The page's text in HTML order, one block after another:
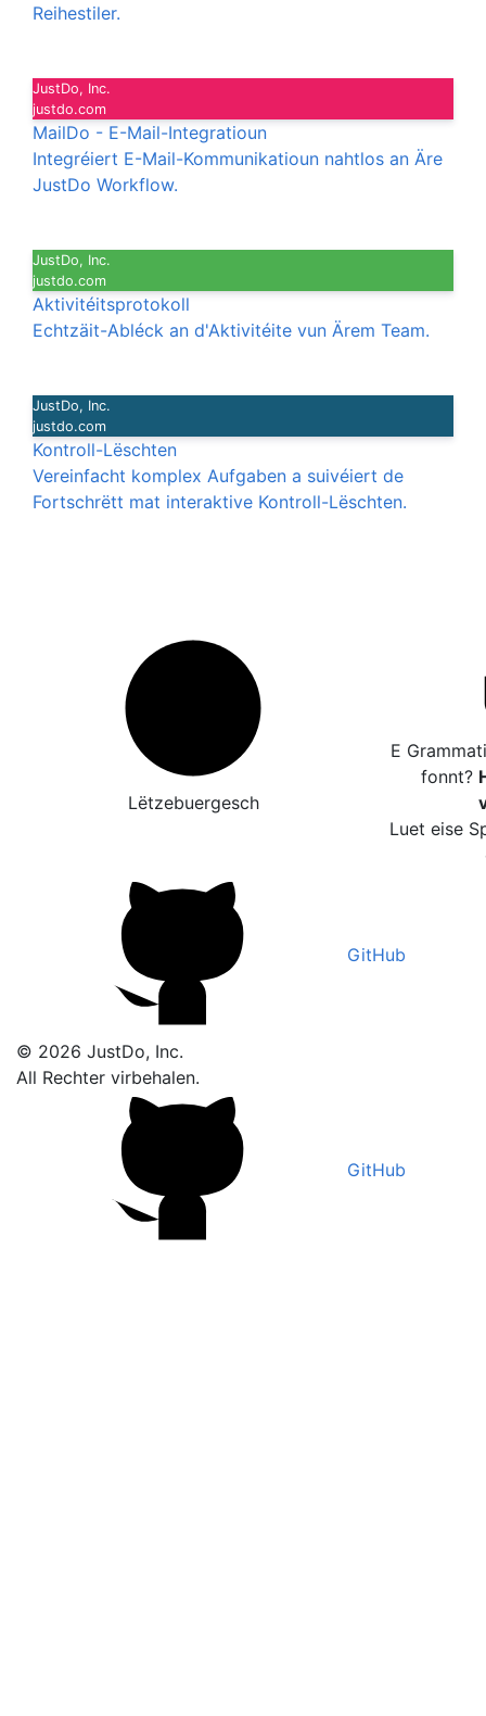
Reihestiler.
JustDo, Inc.
justdo.com
MailDo - E-Mail-Integratioun
Integréiert E-Mail-Kommunikatioun nahtlos an Äre
JustDo Workflow.
JustDo, Inc.
justdo.com
Aktivitéitsprotokoll
Echtzäit-Abléck an d'Aktivitéite vun Ärem Team.
JustDo, Inc.
justdo.com
Kontroll-Lëschten
Vereinfacht komplex Aufgaben a suivéiert de
Fortschrëtt mat interaktive Kontroll-Lëschten.
Lëtzebuergesch
E
fonnt?
Luet eise
GitHub
© 2026 JustDo, Inc.
All Rechter virbehalen.
GitHub